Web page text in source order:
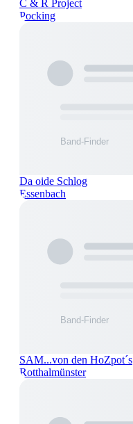
C & R Project
Pocking
Da oide Schlog
Essenbach
SAM...von den HoZpot´s
Rotthalmünster